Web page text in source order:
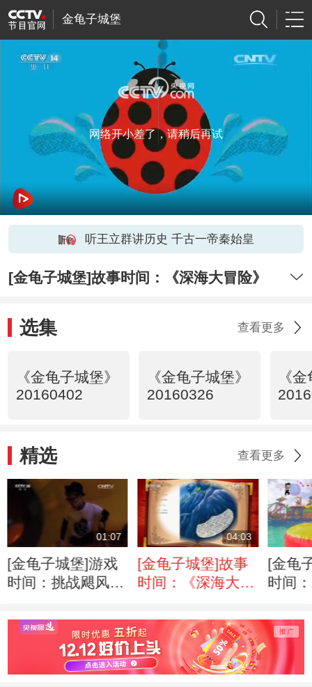
金龟子城堡
网络开小差了，请稍后再试
听王立群讲历史 千古一帝秦始皇
[金龟子城堡]故事时间：《深海大冒险》
选集 查看更多
《金龟子城堡》
20160402
《金龟子城堡》
20160326
《
精选 查看更多
01:07
[金龟子城堡]游戏
时间：挑战飓风碗
04:03
[金龟子城堡]故事
时间：《深海大冒
[金龟
时间